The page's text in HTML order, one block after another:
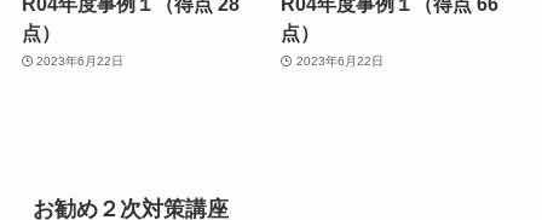
点）
2023年6月22日
点）
2023年6月22日
お勧め２次対策講座